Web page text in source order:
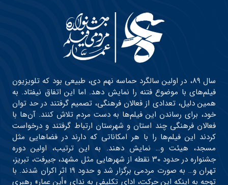
سال ۸۹، در اولین سالگرد حماسه نهم دی، طبیعی بود که تلویزیون
فیلم‌های با موضوع فتنه را نمایش دهد. اما این اتفاق نیفتاد. به
همین دلیل، تعدادی از فعالان فرهنگی، تصمیم گرفتند در حد توان
خود، برای رساندن این فیلم‌ها به دست مردم تلاش کنند. آن‌ها با
فعالان فرهنگی چند استان و شهرستان ارتباط گرفتند و درخواست
کردند این فیلم‌ها را با هر امکاناتی که دارند در فضاهایی مثل
مسجد، هیئت و… نمایش دهند. به این ترتیب، اولین دوره
جشنواره در حدود ۳۰ نقطه از شهرهایی مثل مشهد، جیرفت، تبریز،
تهران و… به صورت مردمی برگزار شد و حدود ۱۹ اثر اکران شدند. با
توجه به اینکه این حرکت، ادای تکلیفی به ندای «أین عمار» رهبری